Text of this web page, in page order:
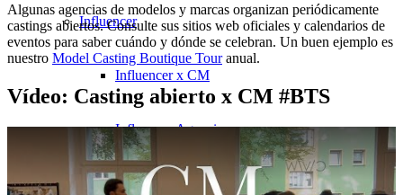
Influencer
Influencer x CM
Influencer Agencia
Marketing de rendimiento
Algunas agencias de modelos y marcas organizan periódicamente
castings abiertos. Consulte sus sitios web oficiales y calendarios de
eventos para saber cuándo y dónde se celebran. Un buen ejemplo es
nuestro Model Casting Boutique Touranual.
Vídeo: Casting abierto x CM #BTS